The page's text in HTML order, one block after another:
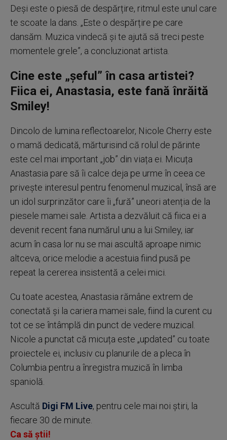
Deși este o piesă de despărțire, ritmul este unul care
te scoate la dans. „Este o despărțire pe care
dansăm. Muzica vindecă și te ajută să treci peste
momentele grele”, a concluzionat artista
Cine este „șeful” în casa artistei?
Fiica ei, Anastasia, este fană înrăită
Smiley!
Dincolo de lumina reflectoarelor, Nicole Cherry este
o mamă dedicată, mărturisind că rolul de părinte
este cel mai important „job” din viața ei Micuța
Anastasia pare să îi calce deja pe urme în ceea ce
privește interesul pentru fenomenul muzical, însă are
un idol surprinzător care îi „fură” uneori atenția de la
piesele mamei sale Artista a dezvăluit că fiica ei a
devenit recent fana numărul unu a lui Smiley, iar
acum în casa lor nu se mai ascultă aproape nimic
altceva, orice melodie a acestuia fiind pusă pe
repeat la cererea insistentă a celei mici
Cu toate acestea, Anastasia rămâne extrem de
conectată și la cariera mamei sale, fiind la curent cu
tot ce se întâmplă din punct de vedere muzical
Nicole a punctat că micuța este „updated” cu toate
proiectele ei, inclusiv cu planurile de a pleca în
Columbia pentru a înregistra muzică în limba
spaniolă
Ascultă Digi FM Live, pentru cele mai noi știri, la
fiecare 30 de minute.
Ca să știi!